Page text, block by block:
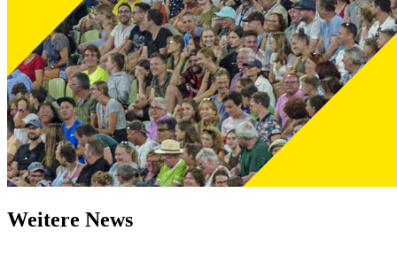
Weitere News